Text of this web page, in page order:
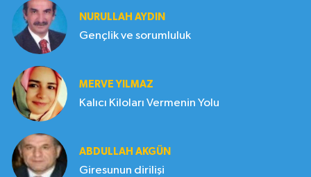
NURULLAH AYDIN
Gençlik ve sorumluluk
MERVE YILMAZ
Kalıcı Kiloları Vermenin Yolu
ABDULLAH AKGÜN
Giresunun dirilişi